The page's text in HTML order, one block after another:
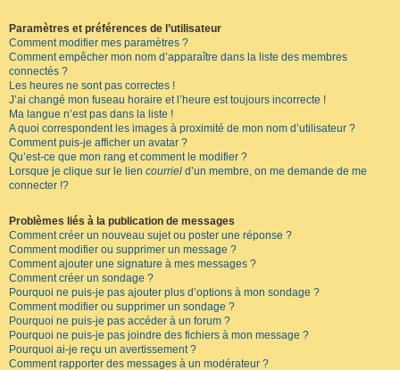
Paramètres et préférences de l’utilisateur
Comment modifier mes paramètres ?
Comment empêcher mon nom d’apparaître dans la liste des membres
connectés ?
Les heures ne sont pas correctes !
J’ai changé mon fuseau horaire et l’heure est toujours incorrecte !
Ma langue n’est pas dans la liste !
A quoi correspondent les images à proximité de mon nom d’utilisateur ?
Comment puis-je afficher un avatar ?
Qu’est-ce que mon rang et comment le modifier ?
Lorsque je clique sur le lien courriel d’un membre, on me demande de me
connecter !?
Problèmes liés à la publication de messages
Comment créer un nouveau sujet ou poster une réponse ?
Comment modifier ou supprimer un message ?
Comment ajouter une signature à mes messages ?
Comment créer un sondage ?
Pourquoi ne puis-je pas ajouter plus d’options à mon sondage ?
Comment modifier ou supprimer un sondage ?
Pourquoi ne puis-je pas accéder à un forum ?
Pourquoi ne puis-je pas joindre des fichiers à mon message ?
Pourquoi ai-je reçu un avertissement ?
Comment rapporter des messages à un modérateur ?